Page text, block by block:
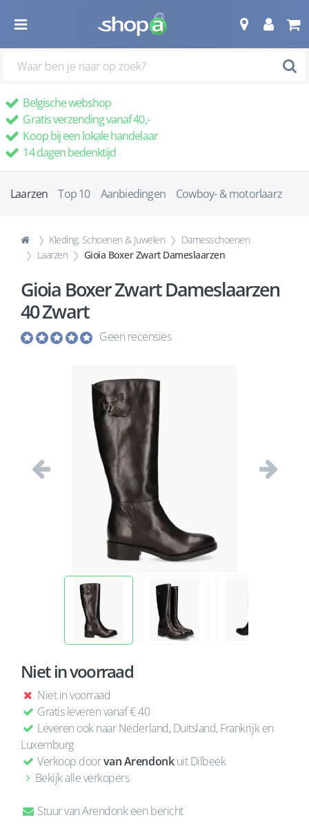
Belgische webshop
Gratis verzending vanaf 40,-
Koop bij een lokale handelaar
14 dagen bedenktijd
Laarzen Top 10 Aanbiedingen Cowboy- & motorlaarz
Kleding, Schoenen & Juwelen
Damesschoenen
Laarzen
Gioia Boxer Zwart Dameslaarzen
Gioia Boxer Zwart Dameslaarzen
40 Zwart
Geen recensies
Vorige
Niet in voorraad
Niet in voorraad
Gratis leveren vanaf € 40
Leveren ook naar Nederland, Duitsland, Frankrijk en
Luxemburg
Verkoop doorvan Arendonkuit Dilbeek
Bekijk alle verkopers
Stuur van Arendonk een bericht